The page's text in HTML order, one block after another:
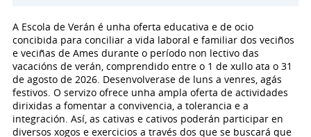
A Escola de Verán é unha oferta educativa e de ocio
concibida para conciliar a vida laboral e familiar dos veciños
e veciñas de Ames durante o período non lectivo das
vacacións de verán, comprendido entre o 1 de xullo ata o 31
de agosto de 2026. Desenvolverase de luns a venres, agás
festivos. O servizo ofrece unha ampla oferta de actividades
dirixidas a fomentar a convivencia, a tolerancia e a
integración. Así, as cativas e cativos poderán participar en
diversos xogos e exercicios a través dos que se buscará que